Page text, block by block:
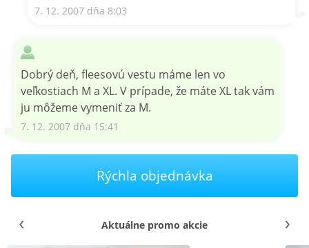
7. 12. 2007 dňa 8:03
Dobrý deň, fleesovú vestu máme len vo
veľkostiach M a XL. V prípade, že máte XL tak vám
ju môžeme vymeniť za M.
7. 12. 2007 dňa 15:41
Rýchla objednávka
Aktuálne promo akcie